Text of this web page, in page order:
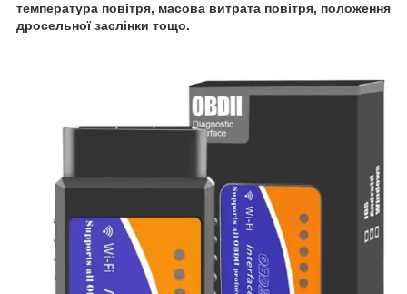
температура повітря, масова витрата повітря, положення
дросельної заслінки тощо.